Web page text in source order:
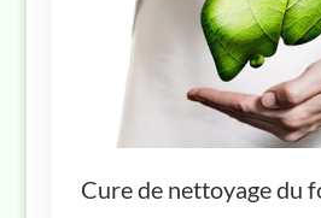
Cure de nettoyage du